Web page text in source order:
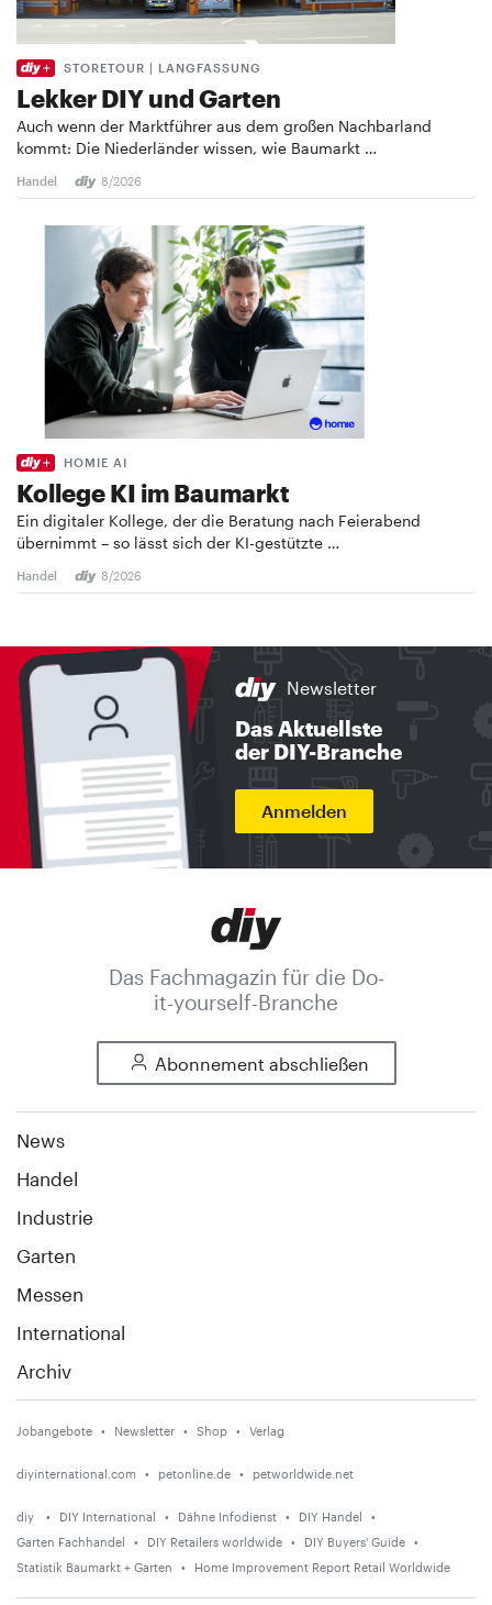
STORETOUR | LANGFASSUNG
Lekker DIY und Garten
Auch wenn der Marktführer aus dem großen Nachbarland
kommt: Die Niederländer wissen, wie Baumarkt …
Handel 8/2026
HOMIE AI
Kollege KI im Baumarkt
Ein digitaler Kollege, der die Beratung nach Feierabend
übernimmt – so lässt sich der KI-gestützte …
Handel 8/2026
Newsletter
Das Aktuellste
der DIY-Branche
Anmelden
Das Fachmagazin für die Do-
it-yourself-Branche
Abonnement abschließen
News
Handel
Industrie
Garten
Messen
International
Archiv
Jobangebote Newsletter Shop Verlag
diyinternational.com petonline.de petworldwide.net
diy DIY International Dähne Infodienst
DIY Handel
Garten Fachhandel
DIY Retailers worldwide
DIY Buyers' Guide
Statistik Baumarkt + Garten
Home Improvement Report Retail Worldwide